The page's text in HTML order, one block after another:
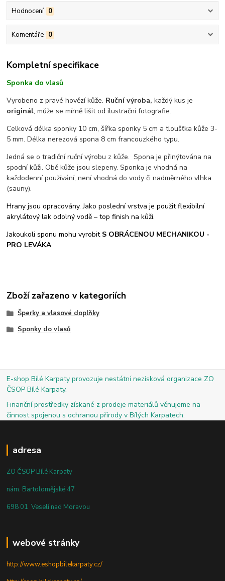
Hodnocení 0
Komentáře 0
Kompletní specifikace
Sponka do vlasů
Vyrobeno z pravé hovězí kůže. Ruční výroba, každý kus je
originál, může se mírně lišit od ilustrační fotografie.
Celková délka sponky 10 cm, šířka sponky 5 cm a tloušťka kůže 3-
5 mm. Délka nerezová spona 8 cm francouzkého typu.
Jedná se o tradiční ruční výrobu z kůže. Spona je přinýtována na
spodní kůži. Obě kůže jsou slepeny. Sponka je vhodná na
každodenní používání, není vhodná do vody či nadměrného vlhka
(sauny).
Hrany jsou opracovány. Jako poslední vrstva je použit flexibilní
akrylátový lak odolný vodě – top finish na kůži.
Jakoukoli sponu mohu vyrobit S OBRÁCENOU MECHANIKOU -
PRO LEVÁKA.
Zboží zařazeno v kategoriích
Šperky a vlasové doplňky
Sponky do vlasů
E-shop Bílé Karpaty provozuje nestátní nezisková organizace ZO
ČSOP Bílé Karpaty.
Finanční prostředky získané z prodeje materiálů věnujeme na
činnost spojenou s ochranou přírody v Bílých Karpatech.
adresa
ZO ČSOP Bílé Karpaty
nám. Bartolomějské 47
698 01 Veselí nad Moravou
webové stránky
http://www.eshopbilekarpaty.cz/